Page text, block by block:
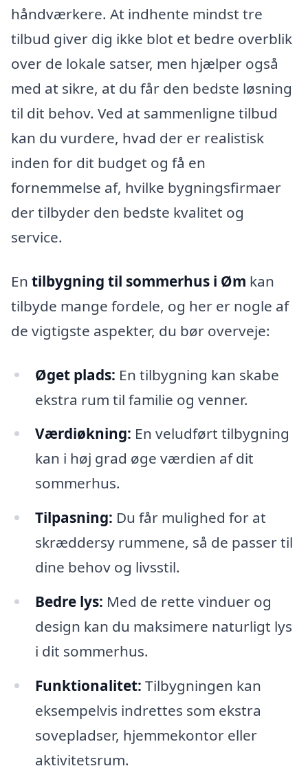
håndværkere. At indhente mindst tre
tilbud giver dig ikke blot et bedre overblik
over de lokale satser, men hjælper også
med at sikre, at du får den bedste løsning
til dit behov. Ved at sammenligne tilbud
kan du vurdere, hvad der er realistisk
inden for dit budget og få en
fornemmelse af, hvilke bygningsfirmaer
der tilbyder den bedste kvalitet og
service.
En tilbygning til sommerhus i Øm kan
tilbyde mange fordele, og her er nogle af
de vigtigste aspekter, du bør overveje:
Øget plads: En tilbygning kan skabe
ekstra rum til familie og venner.
Værdiøkning: En veludført tilbygning
kan i høj grad øge værdien af dit
sommerhus.
Tilpasning: Du får mulighed for at
skræddersy rummene, så de passer til
dine behov og livsstil.
Bedre lys: Med de rette vinduer og
design kan du maksimere naturligt lys
i dit sommerhus.
Funktionalitet: Tilbygningen kan
eksempelvis indrettes som ekstra
sovepladser, hjemmekontor eller
aktivitetsrum.